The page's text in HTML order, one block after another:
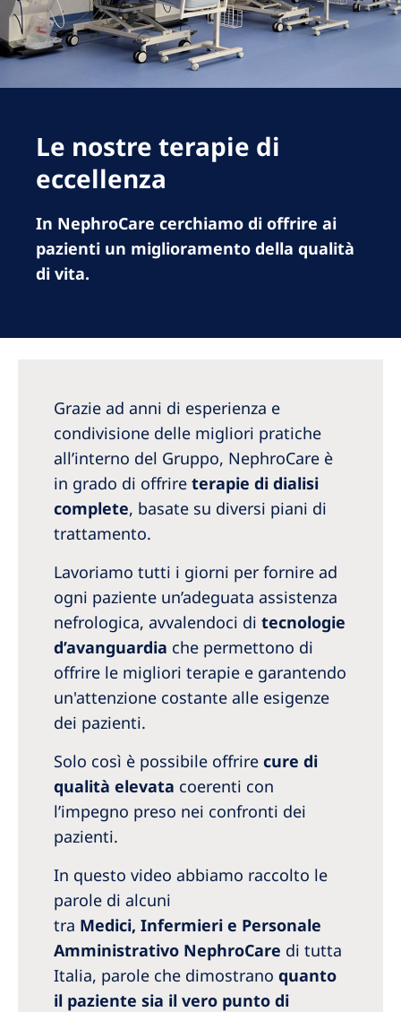
Romania
Russia
Serbia
Slovenia
Spain
Sweden
Switzerland
United Kingdom
Asia Pacific
Australia
Philippines
North America
United States of America
NephroCare International
Global Website
Le nostre terapie di
eccellenza
In NephroCare cerchiamo di offrire ai
pazienti un miglioramento della qualità
di vita.
Grazie ad anni di esperienza e
condivisione delle migliori pratiche
all’interno del Gruppo, NephroCare è
in grado di offrire terapie di dialisi
complete, basate su diversi piani di
trattamento.
Lavoriamo tutti i giorni per fornire ad
ogni paziente un’adeguata assistenza
nefrologica, avvalendoci di tecnologie
d’avanguardia che permettono di
offrire le migliori terapie e garantendo
un'attenzione costante alle esigenze
dei pazienti.
Solo così è possibile offrire cure di
qualità elevata coerenti con
l’impegno preso nei confronti dei
pazienti.
In questo video abbiamo raccolto le
parole di alcuni
tra Medici, Infermieri e Personale
Amministrativo NephroCare di tutta
Italia, parole che dimostrano quanto
il paziente sia il vero punto di